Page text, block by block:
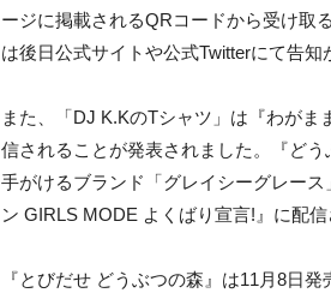
ージに掲載されるQRコードから受け取
は後日公式サイトや公式Twitterにて告知
また、「DJ K.KのTシャツ」は『わが
信されることが発表されました。『ど
手がけるブランド「グレイシーグレー
ン GIRLS MODE よくばり宣言!』に配信
『とびだせ どうぶつの森』は11月8日